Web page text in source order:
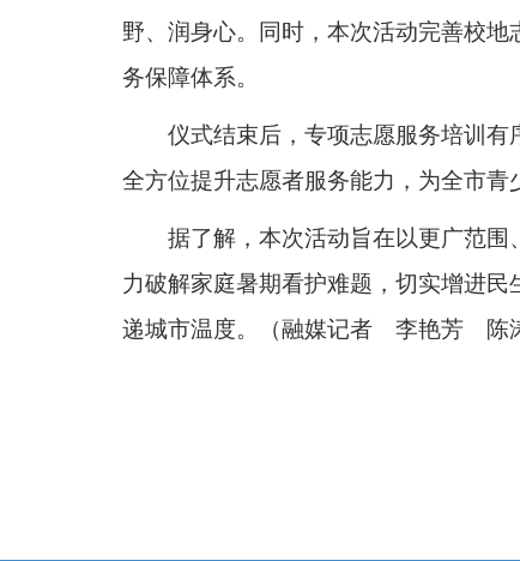
野、润身心。同时，本次活动完善校
务保障体系。
仪式结束后，专项志愿服务培训有
全方位提升志愿者服务能力，为全市青
据了解，本次活动旨在以更广范
力破解家庭暑期看护难题，切实增进
递城市温度。（融媒记者 李艳芳 陈